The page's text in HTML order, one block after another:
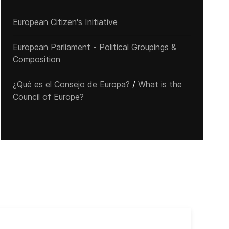
European Citizen's Initiative
European Parliament - Political Groupings &
Composition
¿Qué es el Consejo de Europa? / What is the
Council of Europe?